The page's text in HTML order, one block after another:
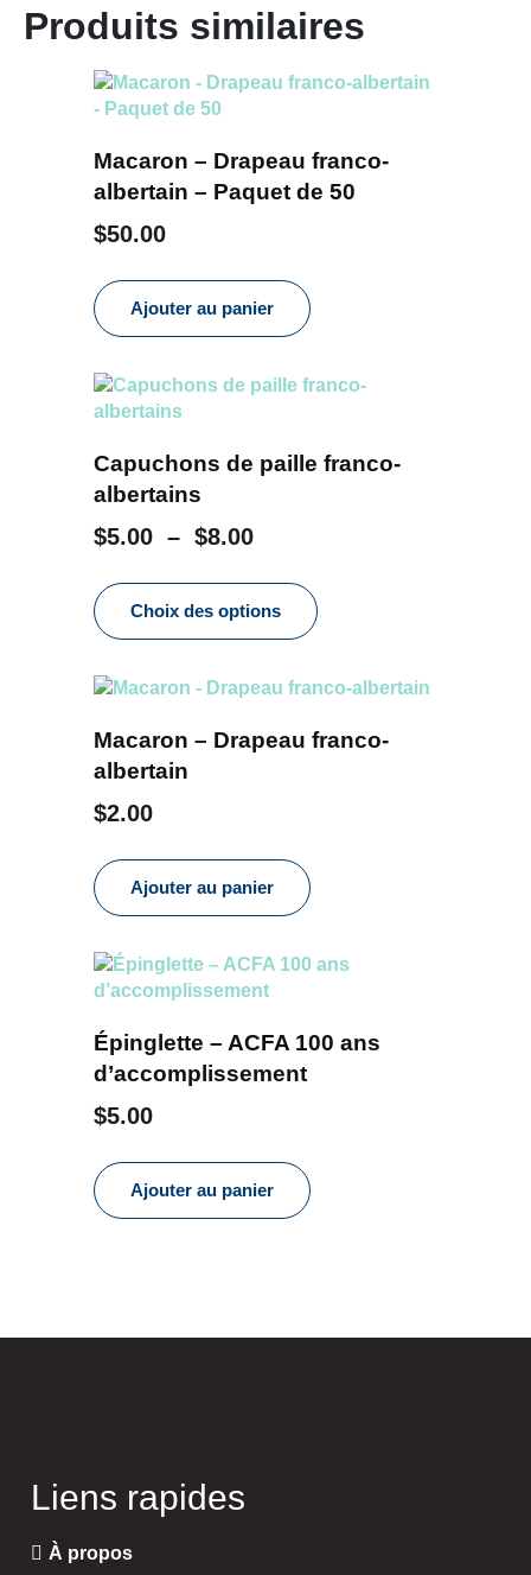
Produits similaires
Macaron – Drapeau franco-
albertain – Paquet de 50
$50.00
Ajouter au panier
Capuchons de paille franco-
albertains
$5.00 – $8.00Plage
prix :
$5.00
$8.00
Choix des options
produit
variations.
options
Macaron – Drapeau franco-
albertain
$2.00
Ajouter au panier
Épinglette – ACFA 100 ans
d’accomplissement
$5.00
Ajouter au panier
Liens rapides
À propos